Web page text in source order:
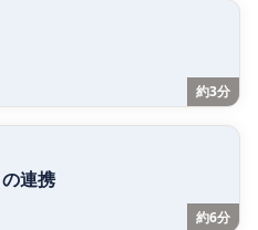
約3分
連携
約6分